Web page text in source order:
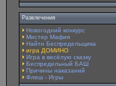
Развлечения
Новогодний конкурс
Мистер Мафия
Найти Беспредельщика
игра ДОМИНО
Игра в весёлую сказку
Беспредельный БАШ
Причины наказаний
Флеш - Игры